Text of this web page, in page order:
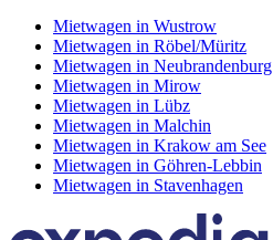
Mietwagen in Wustrow
Mietwagen in Röbel/Müritz
Mietwagen in Neubrandenburg
Mietwagen in Mirow
Mietwagen in Lübz
Mietwagen in Malchin
Mietwagen in Krakow am See
Mietwagen in Göhren-Lebbin
Mietwagen in Stavenhagen